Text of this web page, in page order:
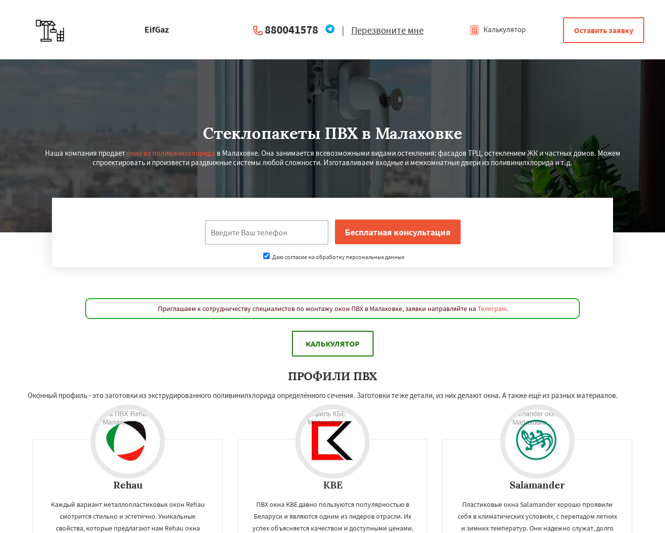
EifGaz 880041578 | Перезвоните мне Калькулятор Оставить заявку
Стеклопакеты ПВХ в Малаховке
Наша компания продаетокна из поливинилхлорида в Малаховке. Она занимается всевозможными видами остекления: фасадов ТРЦ, остеклением ЖК и частных домов. Можем
спроектировать и произвести раздвижные системы любой сложности. Изготавливаем входные и межкомнатные двери из поливинилхлорида и т.д.
Даю согласие на обработку персональных данных
Приглашаем к сотрудничеству специалистов по монтажу окон ПВХ в Малаховке, заявки направляйте на Телеграм.
КАЛЬКУЛЯТОР
ПРОФИЛИ ПВХ
Оконный профиль - это заготовки из экструдированного поливинилхлорида определённого сечения. Заготовки те же детали, из них делают окна. А также ещё из разных материалов.
Rehau
Каждый вариант металлопластиковых окон Rehau
смотрится стильно и эстетично. Уникальные
свойства, которые предлагают нам Rehau окна
KBE
ПВХ окна KBE давно пользуются популярностью в
Беларуси и являются одним из лидеров отрасли. Их
успех объясняется качеством и доступными ценами.
Salamander
Пластиковые окна Salamander хорошо проявили
себя в климатических условиях, с перепадом летних
и зимних температур. Они надежно служат, долго